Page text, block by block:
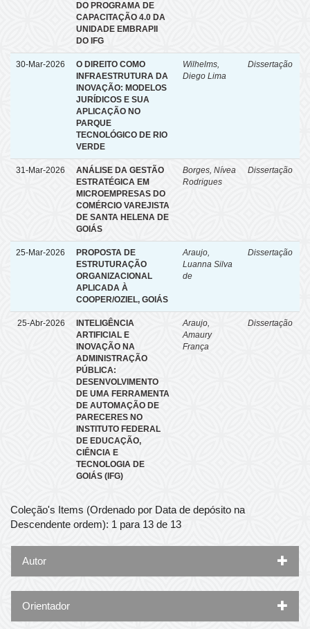
DO PROGRAMA DE
CAPACITAÇÃO 4.0 DA
UNIDADE EMBRAPII
DO IFG
30-Mar-2026
O DIREITO COMO
INFRAESTRUTURA DA
INOVAÇÃO: MODELOS
JURÍDICOS E SUA
APLICAÇÃO NO
PARQUE
TECNOLÓGICO DE RIO
VERDE
Wilhelms,
Diego Lima
Dissertação
31-Mar-2026
ANÁLISE DA GESTÃO
ESTRATÉGICA EM
MICROEMPRESAS DO
COMÉRCIO VAREJISTA
DE SANTA HELENA DE
GOIÁS​​​​​​​
Borges, Nívea
Rodrigues
Dissertação
25-Mar-2026
PROPOSTA DE
ESTRUTURAÇÃO
ORGANIZACIONAL
APLICADA À
COOPER/OZIEL, GOIÁS
Araujo,
Luanna Silva
de
Dissertação
25-Abr-2026
INTELIGÊNCIA
ARTIFICIAL E
INOVAÇÃO NA
ADMINISTRAÇÃO
PÚBLICA:
DESENVOLVIMENTO
DE UMA FERRAMENTA
DE AUTOMAÇÃO DE
PARECERES NO
INSTITUTO FEDERAL
DE EDUCAÇÃO,
CIÊNCIA E
TECNOLOGIA DE
GOIÁS (IFG)
Araujo,
Amaury
França
Dissertação
Coleção's Items (Ordenado por Data de depósito na
Descendente ordem): 1 para 13 de 13
Autor
Orientador